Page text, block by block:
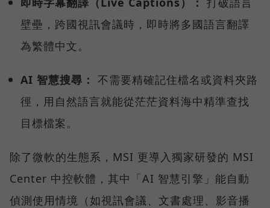
壁壘，跨國視訊會議時，即時將多國語言翻譯
為繁體中文。
AI 智慧搜尋： 不需要精確記住檔名或資料夾路
徑，用自然語言就能從茫茫資料海中精準查找
目標檔案。
除了微軟的生態系，MSI 更導入獨家研發的 MSI
Center 中控軟體，其中「AI 智慧引擎」能自動
偵測使用情境（如視訊會議、文書處理、影音播